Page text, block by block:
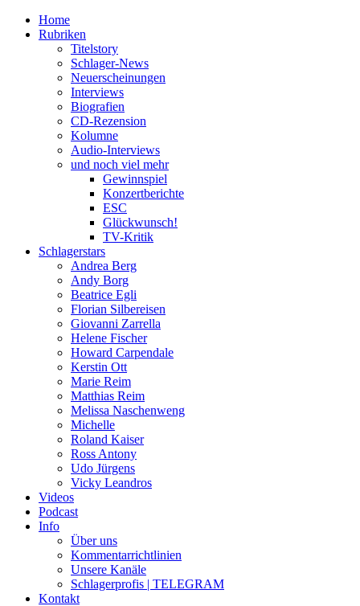
Home
Rubriken
Titelstory
Schlager-News
Neuerscheinungen
Interviews
Biografien
CD-Rezension
Kolumne
Audio-Interviews
und noch viel mehr
Gewinnspiel
Konzertberichte
ESC
Glückwunsch!
TV-Kritik
Schlagerstars
Andrea Berg
Andy Borg
Beatrice Egli
Florian Silbereisen
Giovanni Zarrella
Helene Fischer
Howard Carpendale
Kerstin Ott
Marie Reim
Matthias Reim
Melissa Naschenweng
Michelle
Roland Kaiser
Ross Antony
Udo Jürgens
Vicky Leandros
Videos
Podcast
Info
Über uns
Kommentarrichtlinien
Unsere Kanäle
Schlagerprofis | TELEGRAM
Kontakt